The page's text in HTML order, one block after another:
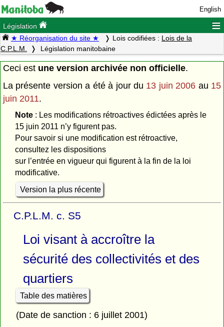
English
Législation ≡
★ Réorganisation du site ★ Lois codifiées : Lois de la
C.P.L.M.
Législation manitobaine
Ceci est une version archivée non officielle.
La présente version a été à jour du 13 juin 2006 au 15
juin 2011.
Note: Les modifications rétroactives édictées après le
15 juin 2011 n’y figurent pas.
Pour savoir si une modification est rétroactive,
consultez les dispositions
sur l’entrée en vigueur qui figurent à la fin de la loi
modificative.
Version la plus récente
C.P.L.M. c. S5
Loi visant à accroître la
sécurité des collectivités et des
quartiers
Table des matières
(Date de sanction : 6 juillet 2001)